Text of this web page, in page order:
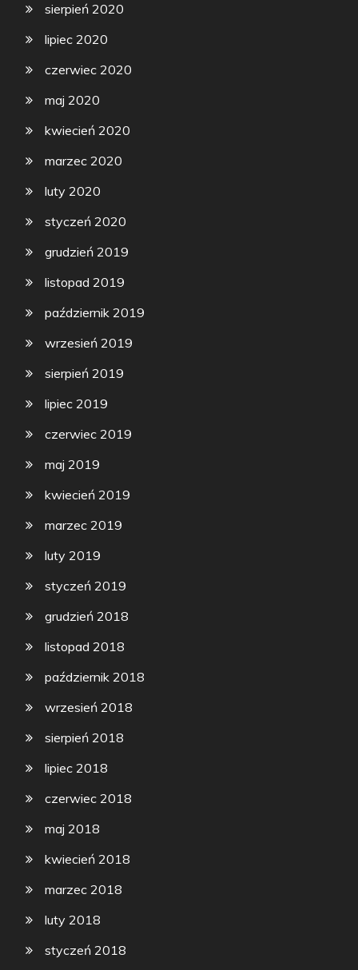
sierpień 2020
lipiec 2020
czerwiec 2020
maj 2020
kwiecień 2020
marzec 2020
luty 2020
styczeń 2020
grudzień 2019
listopad 2019
październik 2019
wrzesień 2019
sierpień 2019
lipiec 2019
czerwiec 2019
maj 2019
kwiecień 2019
marzec 2019
luty 2019
styczeń 2019
grudzień 2018
listopad 2018
październik 2018
wrzesień 2018
sierpień 2018
lipiec 2018
czerwiec 2018
maj 2018
kwiecień 2018
marzec 2018
luty 2018
styczeń 2018